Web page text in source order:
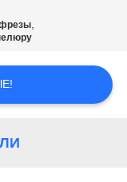
фрезы,